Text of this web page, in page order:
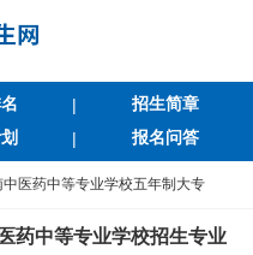
|
招生简章
| 报名问答
中医药中等专业学校五年制大专
药中等专业学校招生专业